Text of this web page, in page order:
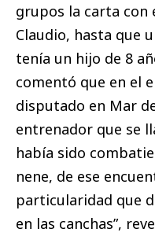
grupos la carta con
Claudio, hasta que
tenía un hijo de 8
comentó que en el
disputado en Mar
entrenador que se
había sido
nene, de ese
particularidad que
en las canchas”,